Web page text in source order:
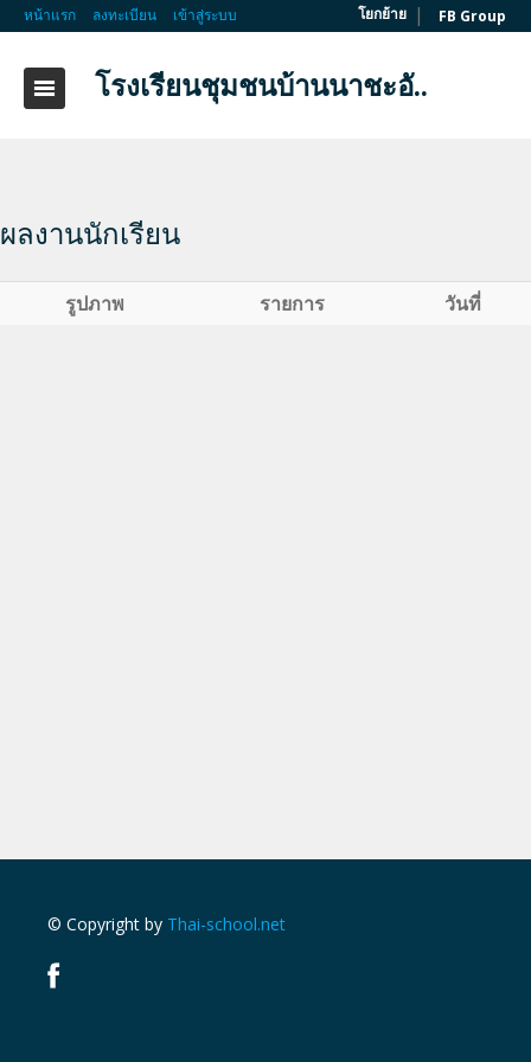
หน้าแรก ลงทะเบียน เข้าสู่ระบบ โยกย้าย | FB Group
โรงเรียนชุมชนบ้านนาชะอั..
ผลงานนักเรียน
รูปภาพ รายการ วันที่
© Copyright by Thai-school.net